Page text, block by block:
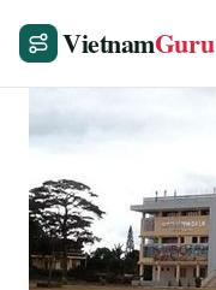
VietnamGuru